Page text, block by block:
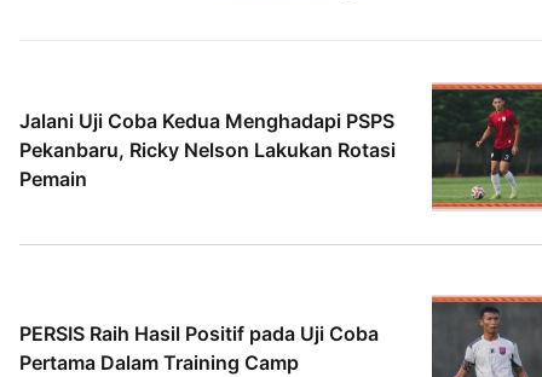
Jalani Uji Coba Kedua Menghadapi PSPS
Pekanbaru, Ricky Nelson Lakukan Rotasi
Pemain
PERSIS Raih Hasil Positif pada Uji Coba
Pertama Dalam Training Camp